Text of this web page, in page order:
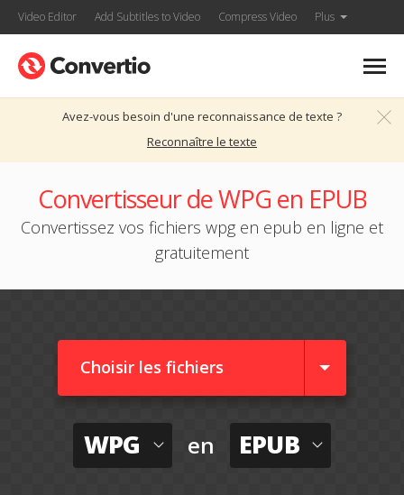
Video Editor Add Subtitles to Video Compress Video Plus
Avez-vous besoin d'une reconnaissance de texte ?
Reconnaître le texte
Convertisseur de WPG en EPUB
Convertissez vos fichiers wpg en epub en ligne et
gratuitement
Choisir les fichiers
WPG en EPUB